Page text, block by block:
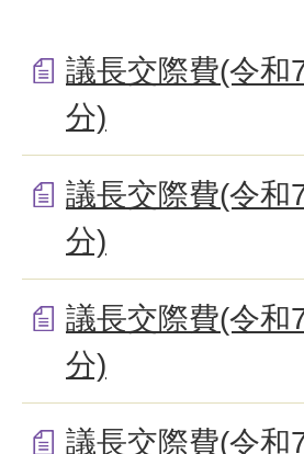
議長交際費(令和
分)
議長交際費(令和
分)
議長交際費(令和
分)
議長交際費(令和